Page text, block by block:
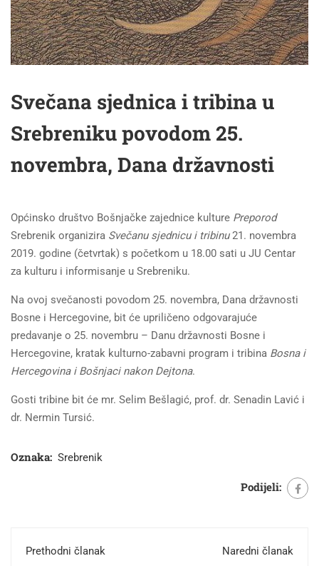
Svečana sjednica i tribina u
Srebreniku povodom 25.
novembra, Dana državnosti
Općinsko društvo Bošnjačke zajednice kulture Preporod
Srebrenik organizira Svečanu sjednicu i tribinu21. novembra
2019. godine (četvrtak) s početkom u 18.00 sati u JU Centar
za kulturu i informisanje u Srebreniku.
Na ovoj svečanosti povodom 25. novembra, Dana državnosti
Bosne i Hercegovine, bit će upriličeno odgovarajuće
predavanje o 25. novembru – Danu državnosti Bosne i
Hercegovine, kratak kulturno-zabavni program i tribina Bosna i
Hercegovina i Bošnjaci nakon Dejtona.
Gosti tribine bit će mr. Selim Bešlagić, prof. dr. Senadin Lavić i
dr. Nermin Tursić.
Oznaka: Srebrenik
Podijeli:
Prethodni članak Naredni članak